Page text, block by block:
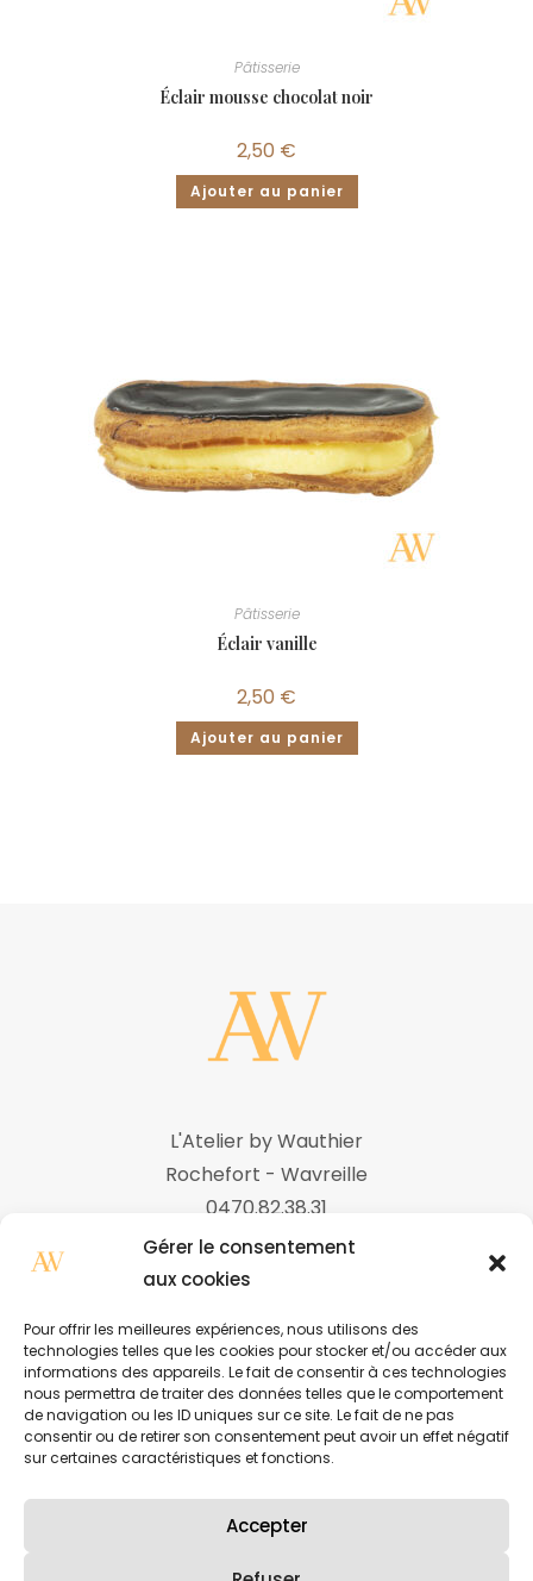
Gérer le consentement
aux cookies
Pour offrir les meilleures expériences, nous utilisons des
technologies telles que les cookies pour stocker et/ou accéder aux
informations des appareils. Le fait de consentir à ces technologies
nous permettra de traiter des données telles que le comportement
de navigation ou les ID uniques sur ce site. Le fait de ne pas
consentir ou de retirer son consentement peut avoir un effet négatif
sur certaines caractéristiques et fonctions.
Accepter
Pâtisserie
Éclair mousse chocolat noir
2,50 €
Ajouter au panier
Pâtisserie
Éclair vanille
2,50 €
Ajouter au panier
L'Atelier by Wauthier
Rochefort - Wavreille
0470.82.38.31
Boutique
À propos
Contact